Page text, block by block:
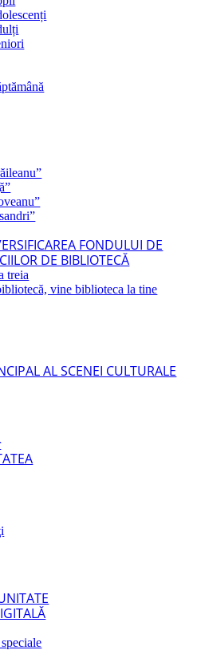
FONDULUI DE
DE BIBLIOTECĂ
treia
vine biblioteca la tine
AL SCENEI CULTURALE